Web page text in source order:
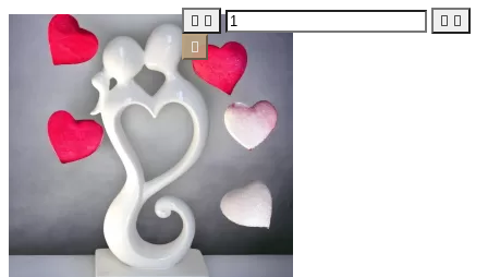
   
